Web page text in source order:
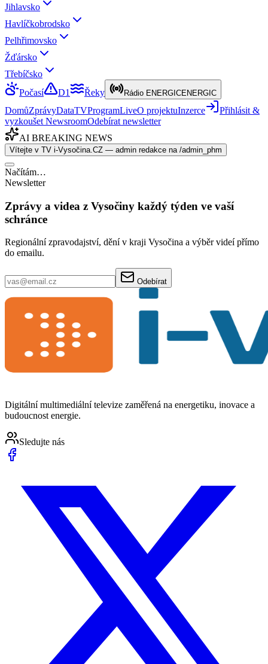
Jihlavsko
Havlíčkobrodsko
Pelhřimovsko
Žďársko
Třebíčsko
Počasí
D1 Řeky Rádio ENERGICENERGIC
DomůZprávyDataTVProgramLiveO projektuInzerce
Přihlásit &
vyzkoušet NewsroomOdebírat newsletter
AI BREAKING NEWS
Vítejte v TV i-Vysočina.CZ — admin redakce na /admin_phm
Načítám…
Newsletter
Zprávy a videa z Vysočiny každý týden ve vaší
schránce
Regionální zpravodajství, dění v kraji Vysočina a výběr videí přímo
do emailu.
Odebírat
Digitální multimediální televize zaměřená na energetiku, inovace a
budoucnost energie.
Sledujte nás